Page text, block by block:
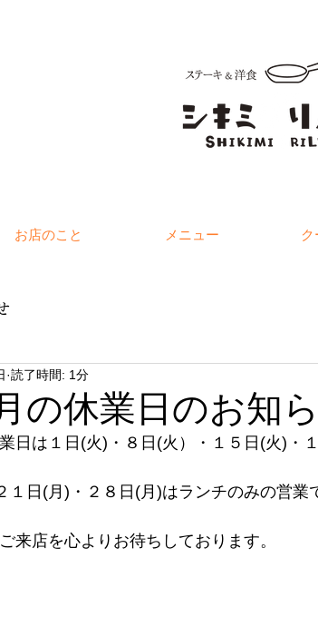
お店のこと メニュー
の休業日のお知
読了時間: 1分
日は１日(火)・８日(火）・１５日(火)・
１日(月)・２８日(月)はランチのみの営業
来店を心よりお待ちしております。